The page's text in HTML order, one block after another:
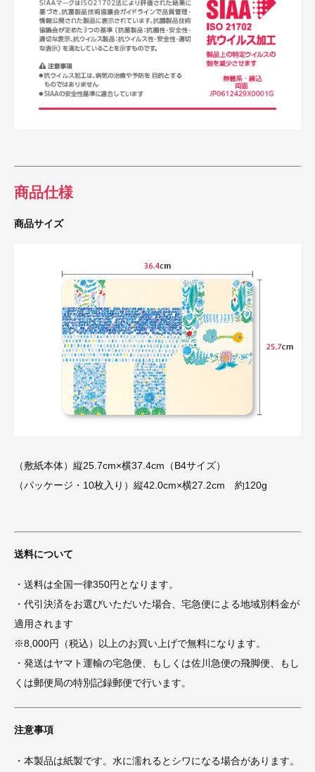
商品仕様
商品サイズ
（敷紙本体）縦25.7cm×横37.4cm（B4サイズ）
（パッケージ・10枚入り）縦42.0cm×横27.2cm 約120g
送料について
・送料は全国一律350円となります。
・代引決済をお選びいただいた場合、宅急便による地域別料金が
適用されます
※8,000円（税込）以上のお買い上げで無料になります。
・発送はヤマト運輸の宅急便、もしくは佐川急便の飛脚便、もし
くは郵便局の特別記録郵便で行います。
注意事項
・本製品は紙製です。水に濡れるとシワになる場合があります。